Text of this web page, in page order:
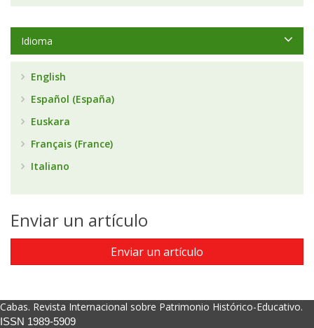
Idioma
English
Español (España)
Euskara
Français (France)
Italiano
Enviar un artículo
Enviar un artículo
Cabas. Revista Internacional sobre Patrimonio Histórico-Educativo.
ISSN 1989-5909